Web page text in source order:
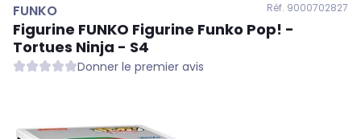
FUNKO Réf. 9000702827
Figurine FUNKO Figurine Funko Pop! -
Tortues Ninja - S4
Donner le premier avis